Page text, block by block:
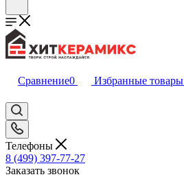
Сравнение0 Избранные товары
Телефоны
8 (499) 397-77-27
Заказать звонок